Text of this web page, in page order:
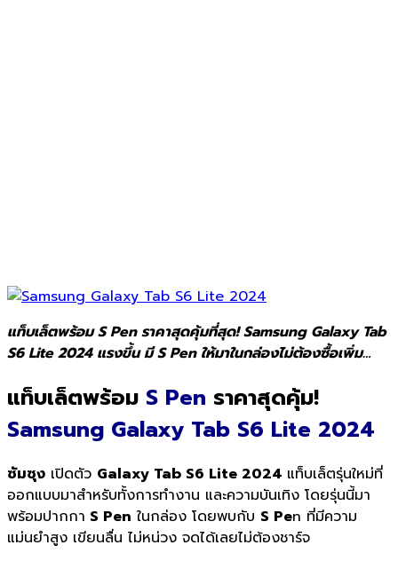
แท็บเล็ตพร้อม S Pen ราคาสุดคุ้มที่สุด! Samsung Galaxy Tab
S6 Lite 2024 แรงขึ้น มี S Pen ให้มาในกล่องไม่ต้องซื้อเพิ่ม…
แท็บเล็ตพร้อม S Pen ราคาสุดคุ้ม!
Samsung Galaxy Tab S6 Lite 2024
ซัมซุง เปิดตัว Galaxy Tab S6 Lite 2024 แท็บเล็ตรุ่นใหม่ที่
ออกแบบมาสำหรับทั้งการทำงาน และความบันเทิง โดยรุ่นนี้มา
พร้อมปากกา S Pen ในกล่อง โดยพบกับ S Pen ที่มีความ
แม่นยำสูง เขียนลื่น ไม่หน่วง จดได้เลยไม่ต้องชาร์จ